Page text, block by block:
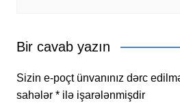
Bir cavab yazın
Sizin e-poçt ünvanınız dərc
sahələr *ilə işarələnmişdir